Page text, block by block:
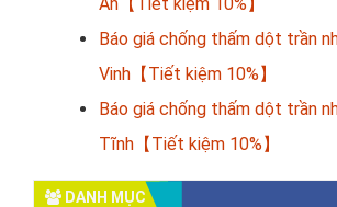
Báo giá chống thấm dột trần
Vinh【Tiết kiệm 10%】
Báo giá chống thấm dột trần
Tĩnh【Tiết kiệm 10%】
DANH MỤC